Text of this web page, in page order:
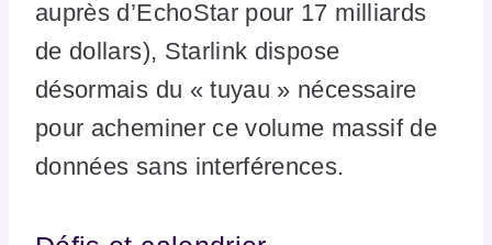
auprès d’EchoStar pour 17 milliards
de dollars), Starlink dispose
désormais du « tuyau » nécessaire
pour acheminer ce volume massif de
données sans interférences.